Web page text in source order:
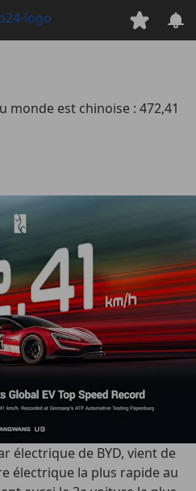
monde est chinoise : 472,41
électrique de BYD, vient de
électrique la plus rapide au